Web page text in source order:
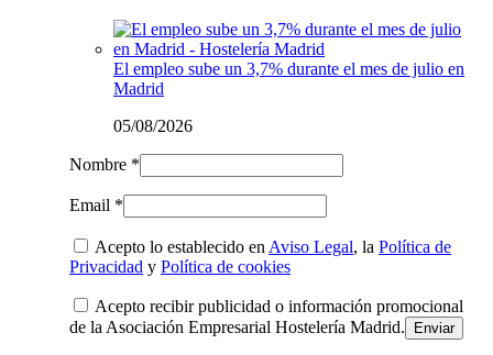
El empleo sube un 3,7% durante el mes de julio en
Madrid
05/08/2026
Nombre *
Email *
Acepto lo establecido en Aviso Legal, la Política de
Privacidad y Política de cookies
Acepto recibir publicidad o información promocional
de la Asociación Empresarial Hostelería Madrid.